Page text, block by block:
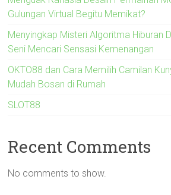
Gulungan Virtual Begitu Memikat?
Menyingkap Misteri Algoritma Hiburan
Seni Mencari Sensasi Kemenangan
OKTO88 dan Cara Memilih Camilan
Mudah Bosan di Rumah
SLOT88
Recent Comments
No comments to show.